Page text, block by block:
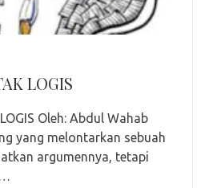
LOGIS
Oleh: Abdul Wahab
yang melontarkan sebuah
argumennya, tetapi